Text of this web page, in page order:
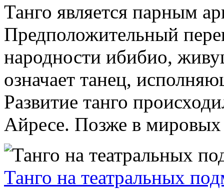
Танго является парным
Предположительный
народности ибибио,
означает танец,
Развитие танго
Айресе. Позже в мировых
Танго на театральных